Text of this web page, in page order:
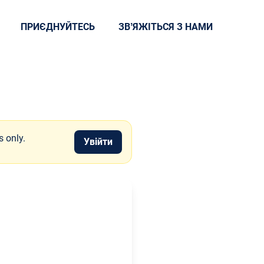
ПРИЄДНУЙТЕСЬ ЗВʼЯЖІТЬСЯ З НАМИ
only. Увійти